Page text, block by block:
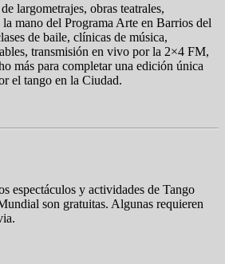
largometrajes, obras teatrales,
mano del Programa Arte en Barrios del
de baile, clínicas de música,
transmisión en vivo por la 2×4 FM,
más para completar una edición única
el tango en la Ciudad.
espectáculos y actividades de Tango
son gratuitas. Algunas requieren